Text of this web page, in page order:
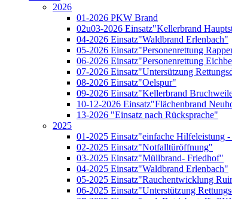
2026
01-2026 PKW Brand
02u03-2026 Einsatz"Kellerbrand
04-2026 Einsatz"Waldbrand Erlenbach"
05-2026 Einsatz"Personenrettung
06-2026 Einsatz"Personenrettung
07-2026 Einsatz"Untersützung
08-2026 Einsatz"Oelspur"
09-2026 Einsatz"Kellerbrand
10-12-2026 Einsatz"Flächenbrand
13-2026 "Einsatz nach Rücksprache"
2025
01-2025 Einsatz"einfache Hilfeleistung
02-2025 Einsatz"Notfalltüröffnung"
03-2025 Einsatz"Müllbrand- Friedhof"
04-2025 Einsatz"Waldbrand Erlenbach"
05-2025 Einsatz"Rauchentwicklung
06-2025 Einsatz"Unterstützung